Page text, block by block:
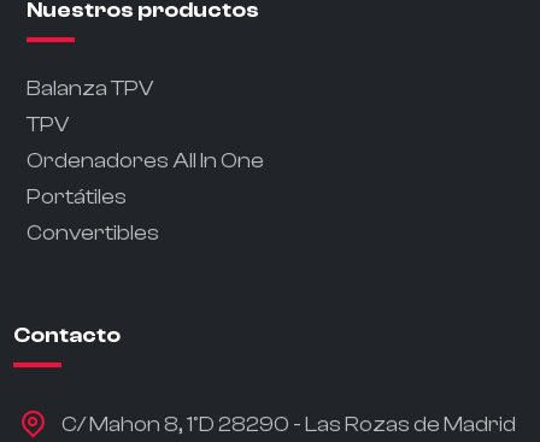
Nuestros productos
Balanza TPV
TPV
Ordenadores All In One
Portátiles
Convertibles
Contacto
C/ Mahon 8, 1ºD 28290 - Las Rozas de Madrid